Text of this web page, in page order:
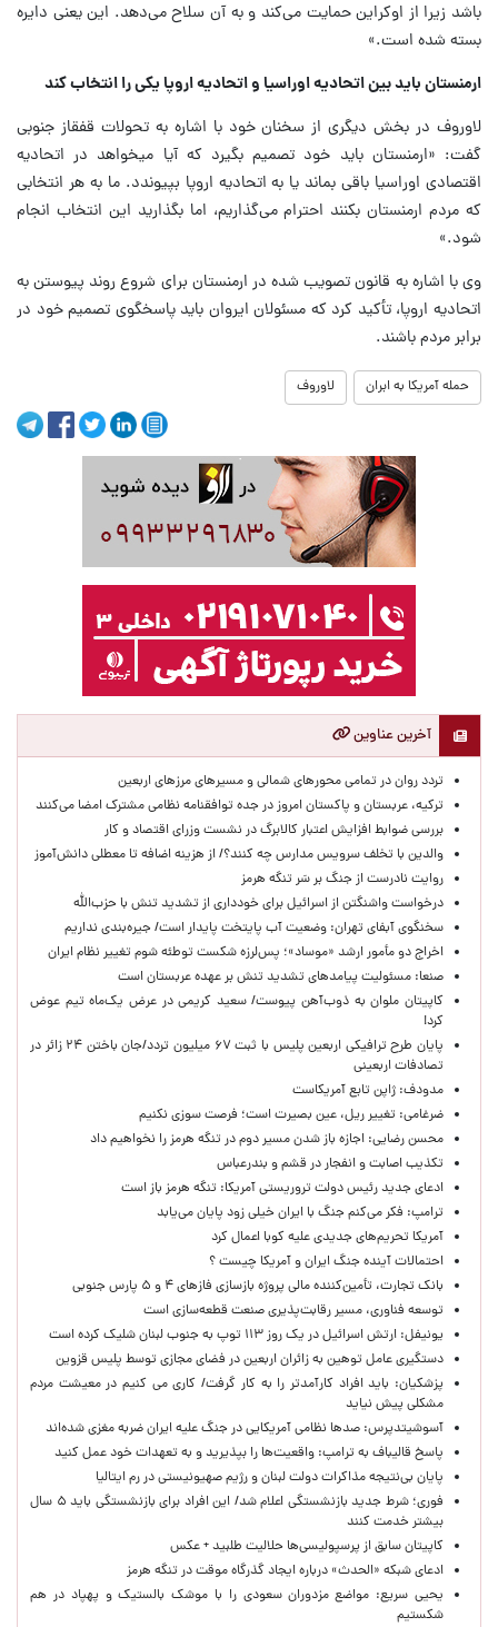
باشد زیرا از اوکراین حمایت می‌کند و به آن سلاح می‌دهد. این یعنی دایره
بسته شده است.»
ارمنستان باید بین اتحادیه اوراسیا و اتحادیه اروپا یکی را انتخاب کند
لاوروف در بخش دیگری از سخنان خود با اشاره به تحولات قفقاز جنوبی
گفت: «ارمنستان باید خود تصمیم بگیرد که آیا میخواهد در اتحادیه
اقتصادی اوراسیا باقی بماند یا به اتحادیه اروپا بپیوندد. ما به هر انتخابی
که مردم ارمنستان بکنند احترام می‌گذاریم، اما بگذارید این انتخاب انجام
شود.»
وی با اشاره به قانون تصویب شده در ارمنستان برای شروع روند پیوستن به
اتحادیه اروپا، تأکید کرد که مسئولان ایروان باید پاسخگوی تصمیم خود در
برابر مردم باشند.
حمله آمریکا به ابران لاوروف
آخرین عناوین
تردد روان در تمامی محورهای شمالی و مسیرهای مرزهای اربعین
ترکیه، عربستان و پاکستان امروز در جده توافقنامه نظامی مشترک امضا می‌کنند
بررسی ضوابط افزایش اعتبار کالابرگ در نشست وزرای اقتصاد و کار
والدین با تخلف سرویس مدارس چه کنند؟/ از هزینه اضافه تا معطلی دانش‌آموز
روایت نادرست از جنگ بر سَر تنگه هرمز
درخواست واشنگتن از اسرائیل برای خودداری از تشدید تنش با حزب‌الله
سخنگوی آبفای تهران: وضعیت آب پایتخت پایدار است/ جیره‌بندی نداریم
اخراج دو مأمور ارشد «موساد»؛ پس‌لرزه شکست توطئه شوم تغییر نظام ایران
صنعا: مسئولیت پیامدهای تشدید تنش بر عهده عربستان است
کاپیتان ملوان به ذوب‌آهن پیوست/ سعید کریمی در عرض یک‌ماه تیم عوض
کرد!
پایان طرح ترافیکی اربعین پلیس با ثبت ۶۷ میلیون تردد/جان باختن ۲۴ زائر در
تصادفات اربعینی
مدودف: ژاپن تابع آمریکاست
ضرغامی: تغییر ریل، عین بصیرت است؛ فرصت سوزی نکنیم
محسن رضایی: اجازه باز شدن مسیر دوم در تنگه هرمز را نخواهیم داد
تکذیب اصابت و انفجار در قشم و بندرعباس
ادعای جدید رئیس دولت تروریستی آمریکا: تنگه هرمز باز است
ترامپ: فکر می‌کنم جنگ با ایران خیلی زود پایان می‌یابد
آمریکا تحریم‌های جدیدی علیه کوبا اعمال کرد
احتمالات آینده جنگ ایران و آمریکا چیست ؟
بانک تجارت، تأمین‌کننده مالی پروژه بازسازی فازهای ۴ و ۵ پارس جنوبی
توسعه فناوری، مسیر رقابت‌پذیری صنعت قطعه‌سازی است
یونیفل: ارتش اسرائیل در یک روز ۱۱۳ توپ به جنوب لبنان شلیک کرده است
دستگیری عامل توهین به زائران اربعین در فضای مجازی توسط پلیس قزوین
پزشکیان: باید افراد کارآمدتر را به کار گرفت/ کاری می کنیم در معیشت مردم
مشکلی پیش نیاید
آسوشیتدپرس: صدها نظامی آمریکایی در جنگ علیه ایران ضربه مغزی شده‌اند
پاسخ قالیباف به ترامپ: واقعیت‌ها را بپذیرید و به تعهدات خود عمل کنید
پایان بی‌نتیجه مذاکرات دولت لبنان و رژیم صهیونیستی در رم ایتالیا
فوری؛ شرط جدید بازنشستگی اعلام شد/ این افراد برای بازنشستگی باید ۵ سال
بیشتر خدمت کنند
کاپیتان سابق از پرسپولیسی‌ها حلالیت طلبید + عکس
ادعای شبکه «الحدث» درباره ایجاد گذرگاه موقت در تنگه هرمز
یحیی سریع: مواضع مزدوران سعودی را با موشک بالستیک و پهپاد در هم
شکستیم